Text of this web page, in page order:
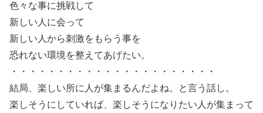
色々な事に挑戦して
新しい人に会って
新しい人から刺激をもらう事を
恐れない環境を整えてあげたい。
・・・・・・・・・・・・・・・・・・・・・・
結局、楽しい所に人が集まるんだよね。と言う話し。
楽しそうにしていれば、楽しそうになりたい人が集まって